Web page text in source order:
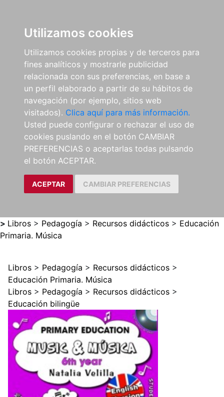
Utilizamos cookies
Utilizamos cookies propias y de terceros para
fines analíticos y mostrarle publicidad
relacionada con sus preferencias, en base a
un perfil elaborado a partir de su hábitos de
navegación (por ejemplo, sitios web
visitados). Clica aquí para más información.
Usted puede configurar o rechazar el uso de
cookies puslando en el botón CAMBIAR
PREFERENCIAS o aceptarlas todas pulsando
el botón ACEPTAR.
ACEPTAR CAMBIAR PREFERENCIAS
> Libros > Pedagogía > Recursos didácticos > Educación
Primaria. Música
Libros > Pedagogía > Recursos didácticos >
Educación Primaria. Música
Libros > Pedagogía > Recursos didácticos >
Educación bilingüe